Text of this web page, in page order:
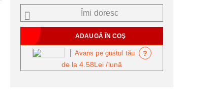
Îmi doresc
de la4.58Lei/lună
Avans pe gustul tău ?